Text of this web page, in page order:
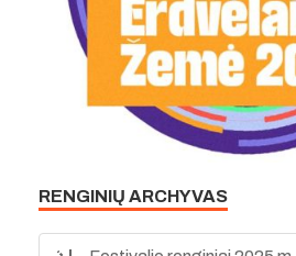
RENGINIŲ ARCHYVAS